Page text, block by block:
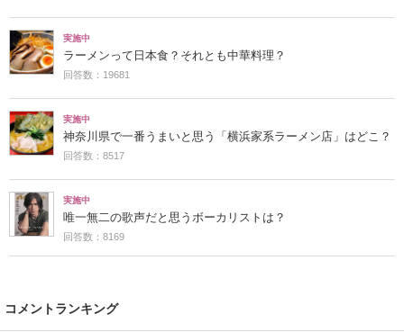
実施中
ラーメンって日本食？それとも中華料理？
回答数：19681
実施中
神奈川県で一番うまいと思う「横浜家系ラーメン店」はどこ？
回答数：8517
実施中
唯一無二の歌声だと思うボーカリストは？
回答数：8169
コメントランキング